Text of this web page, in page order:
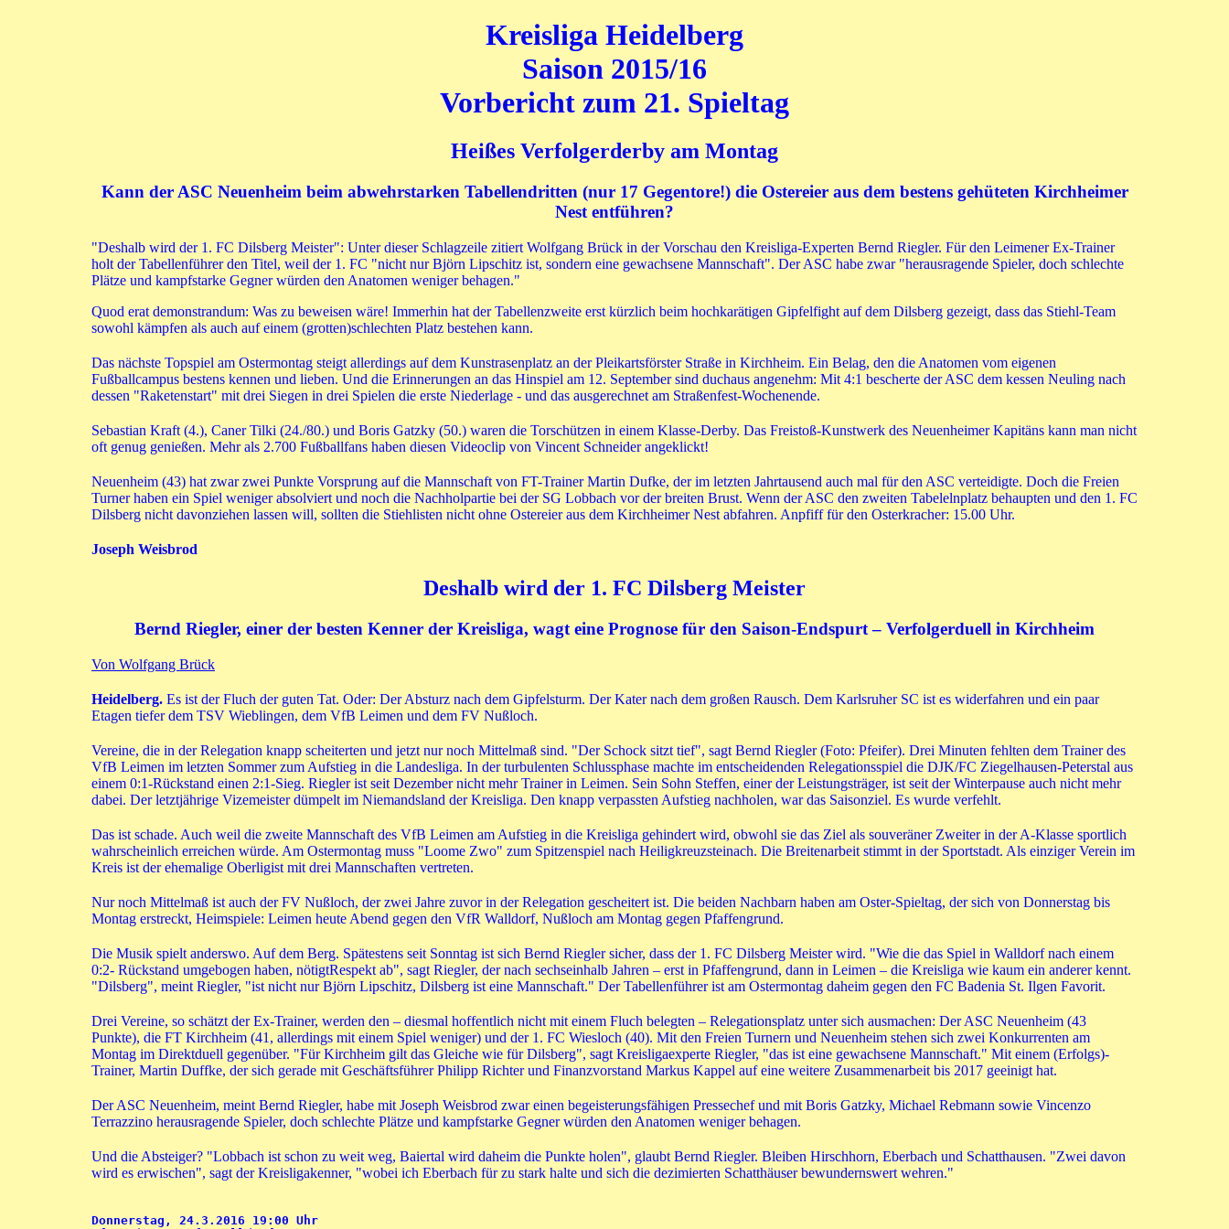
Kreisliga Heidelberg
Saison 2015/16
Vorbericht zum 21. Spieltag
Heißes Verfolgerderby am Montag
Kann der ASC Neuenheim beim abwehrstarken Tabellendritten (nur 17 Gegentore!) die Ostereier aus dem bestens gehüteten Kirchheimer
Nest entführen?
"Deshalb wird der 1. FC Dilsberg Meister": Unter dieser Schlagzeile zitiert Wolfgang Brück in der Vorschau den Kreisliga-Experten Bernd Riegler. Für den Leimener Ex-Trainer
holt der Tabellenführer den Titel, weil der 1. FC "nicht nur Björn Lipschitz ist, sondern eine gewachsene Mannschaft". Der ASC habe zwar "herausragende Spieler, doch schlechte
Plätze und kampfstarke Gegner würden den Anatomen weniger behagen."
Quod erat demonstrandum: Was zu beweisen wäre! Immerhin hat der Tabellenzweite erst kürzlich beim hochkarätigen Gipfelfight auf dem Dilsberg gezeigt, dass das Stiehl-Team
sowohl kämpfen als auch auf einem (grotten)schlechten Platz bestehen kann.
Das nächste Topspiel am Ostermontag steigt allerdings auf dem Kunstrasenplatz an der Pleikartsförster Straße in Kirchheim. Ein Belag, den die Anatomen vom eigenen
Fußballcampus bestens kennen und lieben. Und die Erinnerungen an das Hinspiel am 12. September sind duchaus angenehm: Mit 4:1 bescherte der ASC dem kessen Neuling nach
dessen "Raketenstart" mit drei Siegen in drei Spielen die erste Niederlage - und das ausgerechnet am Straßenfest-Wochenende.
Sebastian Kraft (4.), Caner Tilki (24./80.) und Boris Gatzky (50.) waren die Torschützen in einem Klasse-Derby. Das Freistoß-Kunstwerk des Neuenheimer Kapitäns kann man nicht
oft genug genießen. Mehr als 2.700 Fußballfans haben diesen Videoclip von Vincent Schneider angeklickt!
Neuenheim (43) hat zwar zwei Punkte Vorsprung auf die Mannschaft von FT-Trainer Martin Dufke, der im letzten Jahrtausend auch mal für den ASC verteidigte. Doch die Freien
Turner haben ein Spiel weniger absolviert und noch die Nachholpartie bei der SG Lobbach vor der breiten Brust. Wenn der ASC den zweiten Tabelelnplatz behaupten und den 1. FC
Dilsberg nicht davonziehen lassen will, sollten die Stiehlisten nicht ohne Ostereier aus dem Kirchheimer Nest abfahren. Anpfiff für den Osterkracher: 15.00 Uhr.
Joseph Weisbrod
Deshalb wird der 1. FC Dilsberg Meister
Bernd Riegler, einer der besten Kenner der Kreisliga, wagt eine Prognose für den Saison-Endspurt – Verfolgerduell in Kirchheim
Von Wolfgang Brück
Heidelberg. Es ist der Fluch der guten Tat. Oder: Der Absturz nach dem Gipfelsturm. Der Kater nach dem großen Rausch. Dem Karlsruher SC ist es widerfahren und ein paar
Etagen tiefer dem TSV Wieblingen, dem VfB Leimen und dem FV Nußloch.
Vereine, die in der Relegation knapp scheiterten und jetzt nur noch Mittelmaß sind. "Der Schock sitzt tief", sagt Bernd Riegler (Foto: Pfeifer). Drei Minuten fehlten dem Trainer des
VfB Leimen im letzten Sommer zum Aufstieg in die Landesliga. In der turbulenten Schlussphase machte im entscheidenden Relegationsspiel die DJK/FC Ziegelhausen-Peterstal aus
einem 0:1-Rückstand einen 2:1-Sieg. Riegler ist seit Dezember nicht mehr Trainer in Leimen. Sein Sohn Steffen, einer der Leistungsträger, ist seit der Winterpause auch nicht mehr
dabei. Der letztjährige Vizemeister dümpelt im Niemandsland der Kreisliga. Den knapp verpassten Aufstieg nachholen, war das Saisonziel. Es wurde verfehlt.
Das ist schade. Auch weil die zweite Mannschaft des VfB Leimen am Aufstieg in die Kreisliga gehindert wird, obwohl sie das Ziel als souveräner Zweiter in der A-Klasse sportlich
wahrscheinlich erreichen würde. Am Ostermontag muss "Loome Zwo" zum Spitzenspiel nach Heiligkreuzsteinach. Die Breitenarbeit stimmt in der Sportstadt. Als einziger Verein im
Kreis ist der ehemalige Oberligist mit drei Mannschaften vertreten.
Nur noch Mittelmaß ist auch der FV Nußloch, der zwei Jahre zuvor in der Relegation gescheitert ist. Die beiden Nachbarn haben am Oster-Spieltag, der sich von Donnerstag bis
Montag erstreckt, Heimspiele: Leimen heute Abend gegen den VfR Walldorf, Nußloch am Montag gegen Pfaffengrund.
Die Musik spielt anderswo. Auf dem Berg. Spätestens seit Sonntag ist sich Bernd Riegler sicher, dass der 1. FC Dilsberg Meister wird. "Wie die das Spiel in Walldorf nach einem
0:2- Rückstand umgebogen haben, nötigtRespekt ab", sagt Riegler, der nach sechseinhalb Jahren – erst in Pfaffengrund, dann in Leimen – die Kreisliga wie kaum ein anderer kennt.
"Dilsberg", meint Riegler, "ist nicht nur Björn Lipschitz, Dilsberg ist eine Mannschaft." Der Tabellenführer ist am Ostermontag daheim gegen den FC Badenia St. Ilgen Favorit.
Drei Vereine, so schätzt der Ex-Trainer, werden den – diesmal hoffentlich nicht mit einem Fluch belegten – Relegationsplatz unter sich ausmachen: Der ASC Neuenheim (43
Punkte), die FT Kirchheim (41, allerdings mit einem Spiel weniger) und der 1. FC Wiesloch (40). Mit den Freien Turnern und Neuenheim stehen sich zwei Konkurrenten am
Montag im Direktduell gegenüber. "Für Kirchheim gilt das Gleiche wie für Dilsberg", sagt Kreisligaexperte Riegler, "das ist eine gewachsene Mannschaft." Mit einem (Erfolgs)-
Trainer, Martin Duffke, der sich gerade mit Geschäftsführer Philipp Richter und Finanzvorstand Markus Kappel auf eine weitere Zusammenarbeit bis 2017 geeinigt hat.
Der ASC Neuenheim, meint Bernd Riegler, habe mit Joseph Weisbrod zwar einen begeisterungsfähigen Pressechef und mit Boris Gatzky, Michael Rebmann sowie Vincenzo
Terrazzino herausragende Spieler, doch schlechte Plätze und kampfstarke Gegner würden den Anatomen weniger behagen.
Und die Absteiger? "Lobbach ist schon zu weit weg, Baiertal wird daheim die Punkte holen", glaubt Bernd Riegler. Bleiben Hirschhorn, Eberbach und Schatthausen. "Zwei davon
wird es erwischen", sagt der Kreisligakenner, "wobei ich Eberbach für zu stark halte und sich die dezimierten Schatthäuser bewundernswert wehren."
Donnerstag, 24.3.2016 19:00 Uhr